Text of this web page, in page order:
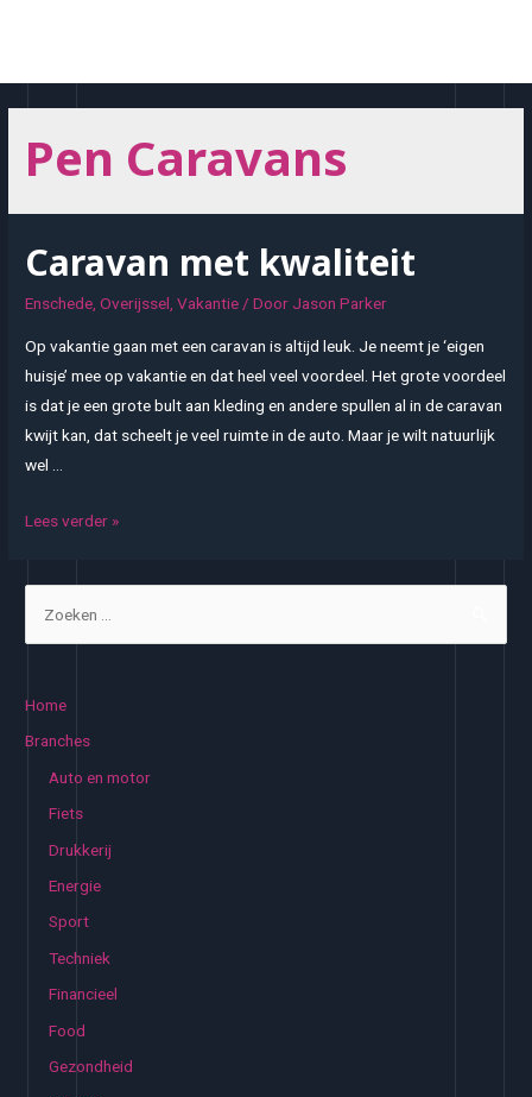
Pen Caravans
Caravan met kwaliteit
Enschede ,Overijssel ,Vakantie / Door Jason Parker
Op vakantie gaan met een caravan is altijd leuk. Je neemt je ‘eigen
huisje’ mee op vakantie en dat heel veel voordeel. Het grote voordeel
is dat je een grote bult aan kleding en andere spullen al in de caravan
kwijt kan, dat scheelt je veel ruimte in de auto. Maar je wilt natuurlijk
wel …
Caravan
Lees verder »
Home
Branches
Auto en motor
Fiets
Drukkerij
Energie
Sport
Techniek
Financieel
Food
Gezondheid